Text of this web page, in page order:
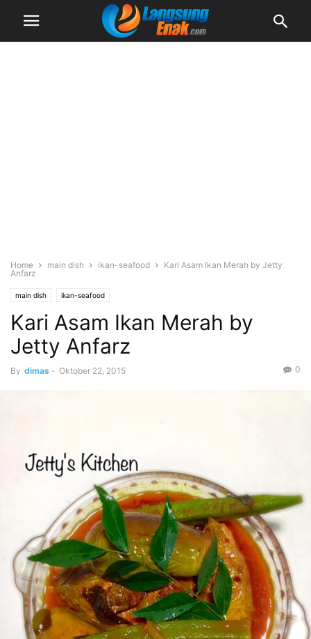
Home main dish ikan-seafood
Kari Asam Ikan Merah by Jetty
Anfarz
main dish ikan-seafood
Kari Asam Ikan Merah by
Jetty Anfarz
By dimas - Oktober 22, 2015 0